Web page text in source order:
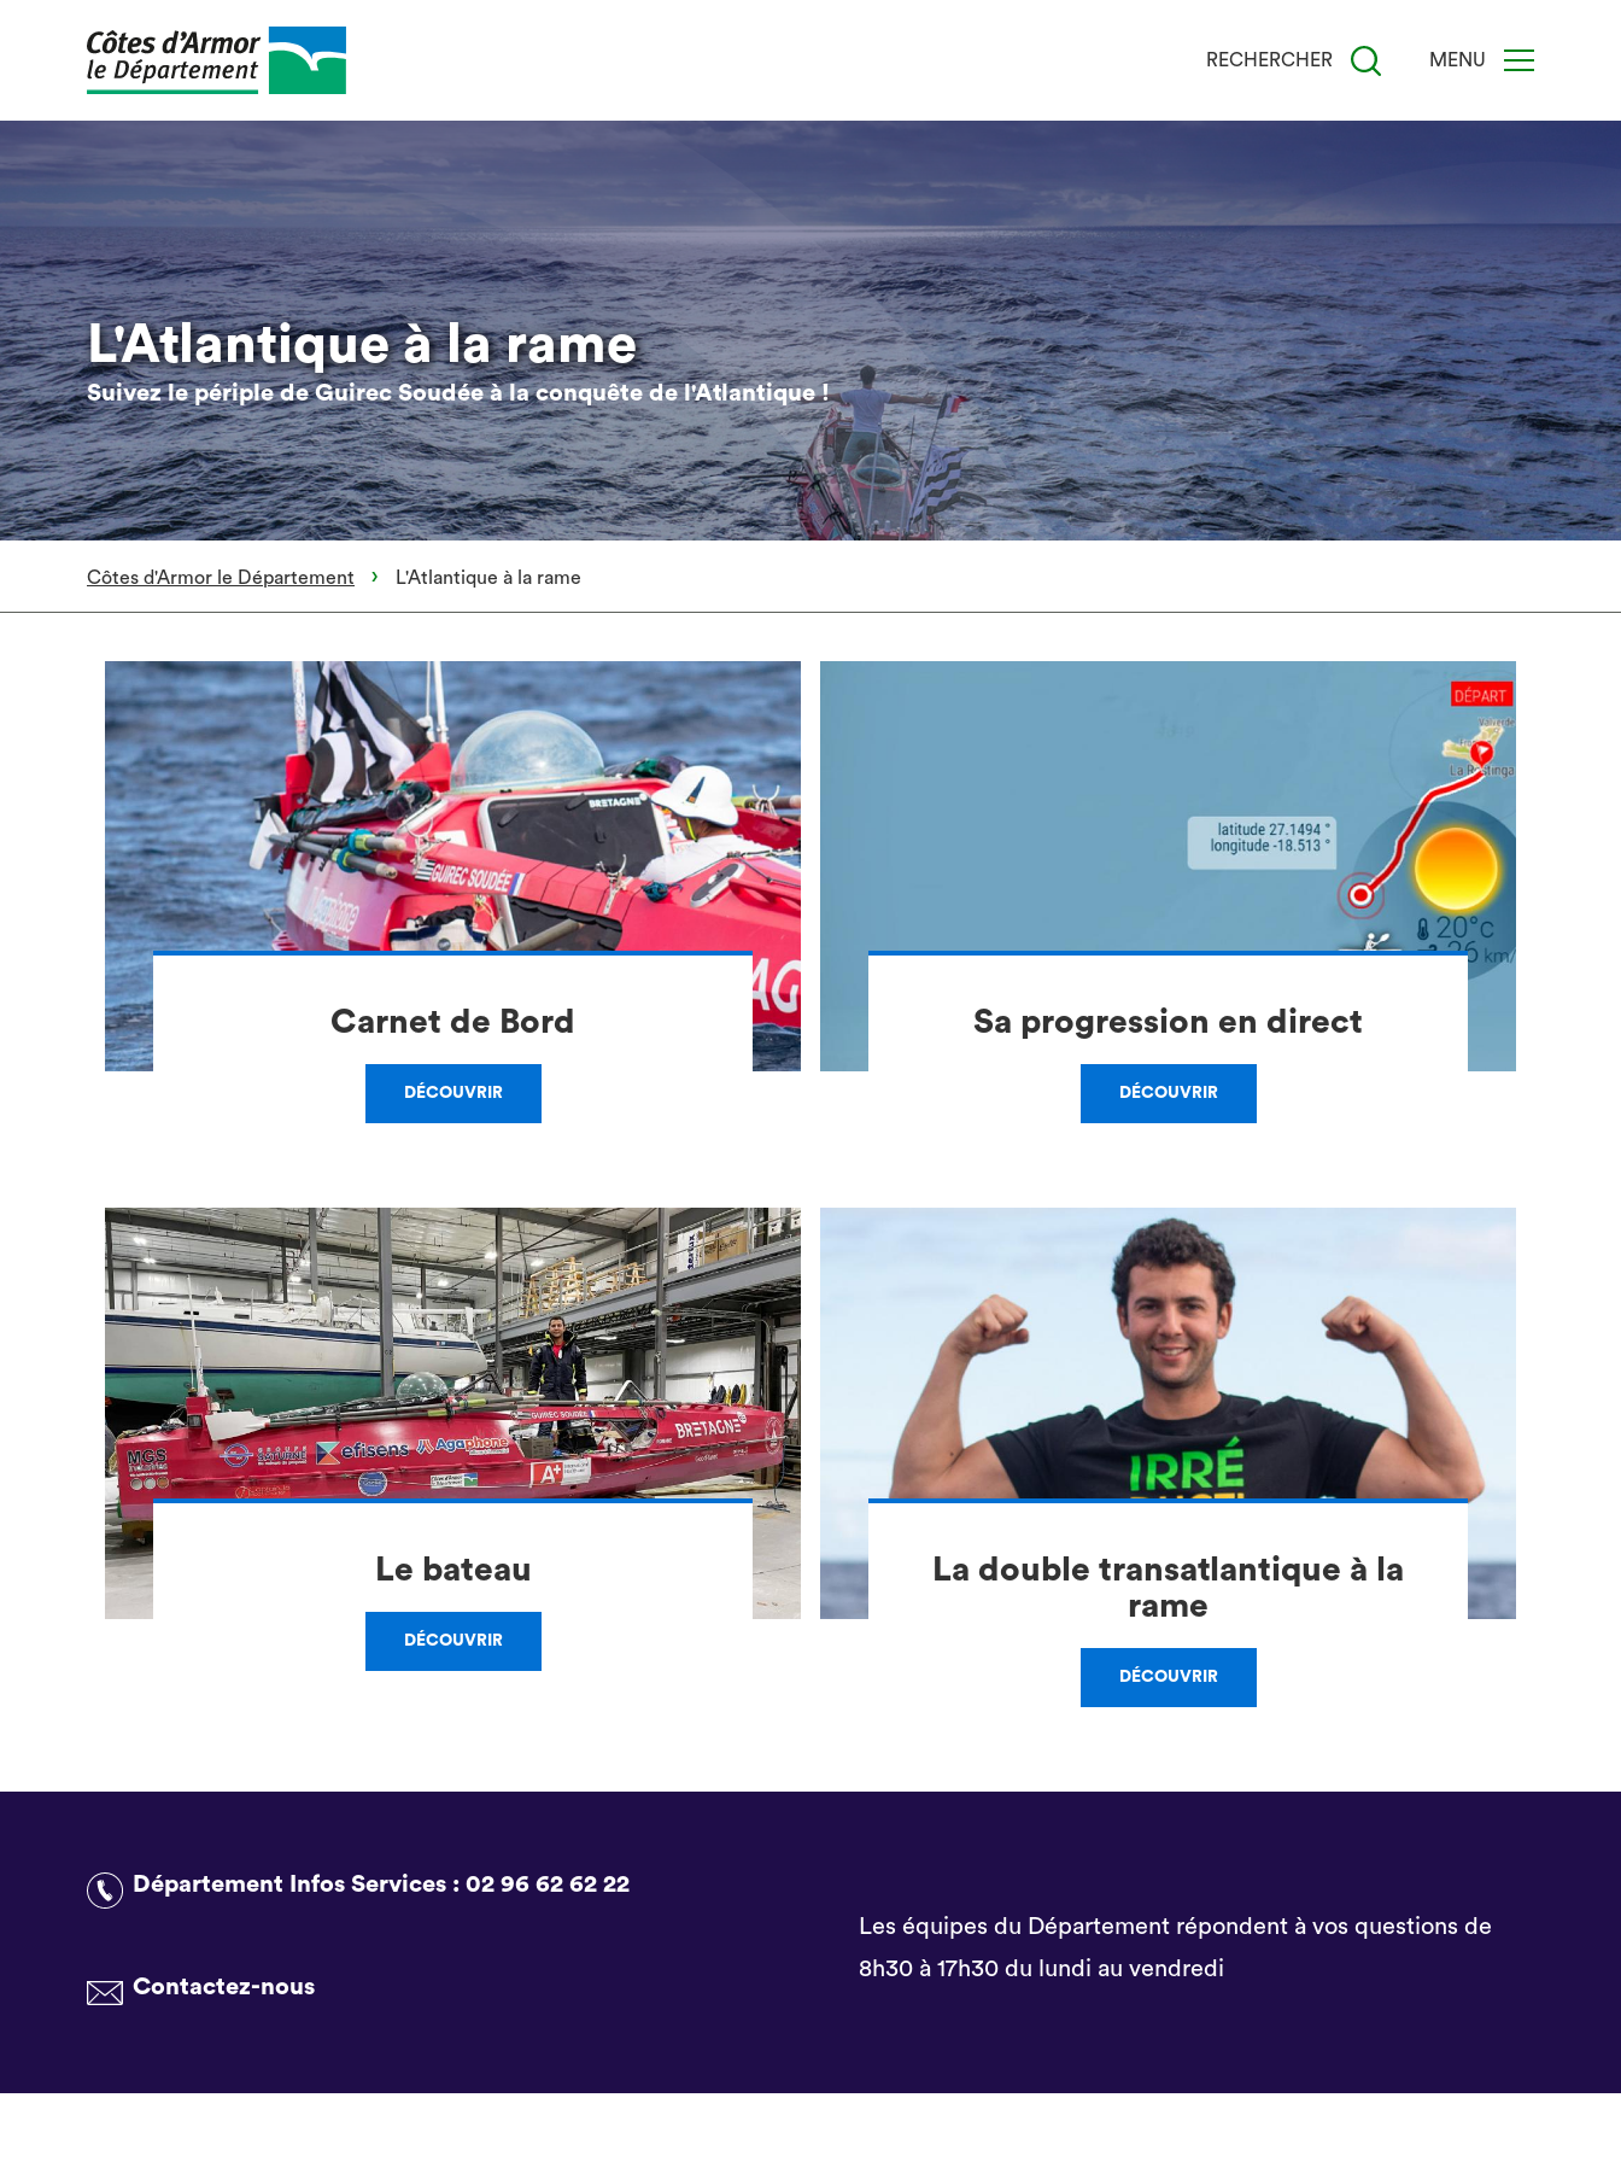
RECHERCHER MENU
L'Atlantique à la rame
Suivez le périple de Guirec Soudée à la conquête de l'Atlantique !
Côtes d'Armor le Département L'Atlantique à la rame
Carnet de Bord
DÉCOUVRIR
Sa progression en direct
DÉCOUVRIR
Le bateau
DÉCOUVRIR
La double transatlantique à la
rame
DÉCOUVRIR
Département Infos Services : 02 96 62 62 22
Contactez-nous
Les équipes du Département répondent à vos questions de
8h30 à 17h30 du lundi au vendredi